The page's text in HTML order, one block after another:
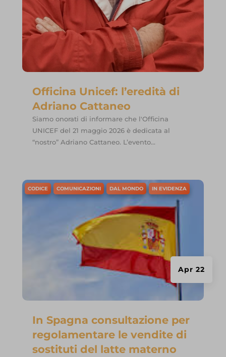
Officina Unicef: l’eredità di
Adriano Cattaneo
Siamo onorati di informare che l'Officina
UNICEF del 21 maggio 2026 è dedicata al
“nostro” Adriano Cattaneo. L’evento...
In Spagna consultazione per
regolamentare le vendite di
sostituti del latte materno
Apr 22
CODICE COMUNICAZIONI DAL MONDO IN EVIDENZA
_dd_s
et-saved-post*
encrypted-tbn0.gstatic.com
www.ibfan.org